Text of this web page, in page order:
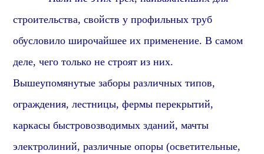
строительства, свойств у профильных труб
обусловило широчайшее их применение.В самом
деле, чего только не строят из них.
Вышеупомянутые заборы различных типов,
ограждения, лестницы, фермы перекрытий,
каркасы быстровозводимых зданий, мачты
электролиний, различные опоры (осветительные,